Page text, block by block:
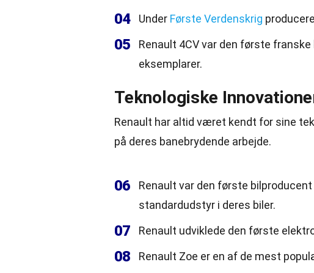
04 Under Første Verdenskrig
05
Renault 4CV var den første
eksemplarer.
Teknologiske
Renault har altid været kendt for sine
på deres banebrydende arbejde.
06
Renault var den første
standardudstyr i deres biler.
07 Renault udviklede den første
08 Renault Zoe er en af de mest